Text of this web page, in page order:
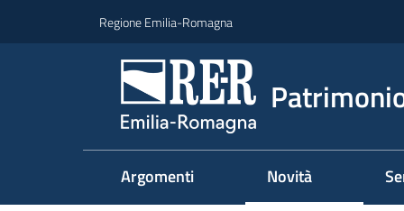
Regione Emilia-Romagna
Argomenti Novità